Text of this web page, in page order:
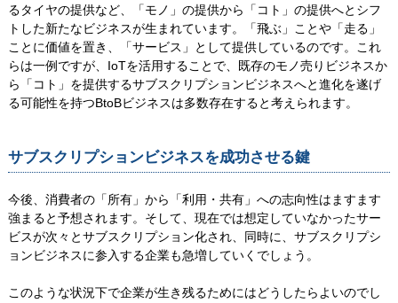
るタイヤの提供など、「モノ」の提供から「コト」の提供へとシフ
トした新たなビジネスが生まれています。「飛ぶ」ことや「走る」
ことに価値を置き、「サービス」として提供しているのです。これ
らは一例ですが、IoTを活用することで、既存のモノ売りビジネスか
ら「コト」を提供するサブスクリプションビジネスへと進化を遂げ
る可能性を持つBtoBビジネスは多数存在すると考えられます。
サブスクリプションビジネスを成功させる鍵
今後、消費者の「所有」から「利用・共有」への志向性はますます
強まると予想されます。そして、現在では想定していなかったサー
ビスが次々とサブスクリプション化され、同時に、サブスクリプシ
ョンビジネスに参入する企業も急増していくでしょう。
このような状況下で企業が生き残るためにはどうしたらよいのでし